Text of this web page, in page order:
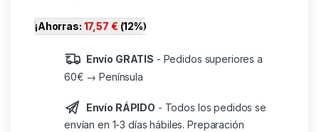
¡Ahorras: 17,57 € (12%)
Envío GRATIS - Pedidos superiores a
60€ → Península
Envío RÁPIDO - Todos los pedidos se
envían en 1-3 días hábiles. Preparación